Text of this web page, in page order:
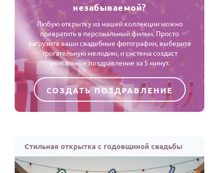
незабываемой?
Любую открытку из нашей коллекции можно
превратить в персональный фильм. Просто
загрузите ваши свадебные фотографии, выберите
трогательную мелодию, и система создаст
уникальное поздравление за 5 минут.
СОЗДАТЬ ПОЗДРАВЛЕНИЕ
Стильная открытка с годовщиной свадьбы